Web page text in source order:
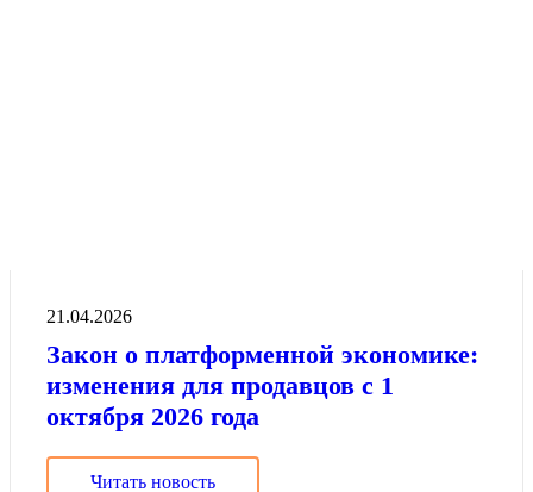
21.04.2026
Закон о платформенной экономике:
изменения для продавцов с 1
октября 2026 года
Читать новость